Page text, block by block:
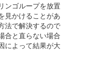
ンゴループを放置
見かけることがあ
法で解決するので
合と直らない場合
によって結果が大